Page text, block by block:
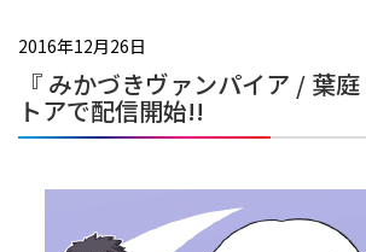
2016年12月26日
『 みかづきヴァンパイア / 葉
トアで配信開始!!